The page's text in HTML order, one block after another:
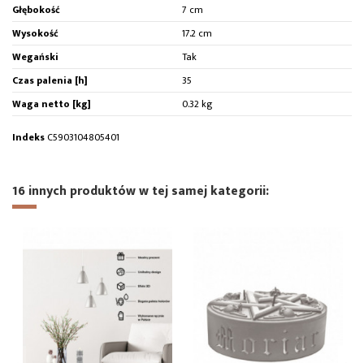
Głębokość
7 cm
Wysokość
17.2 cm
Wegański
Tak
Czas palenia [h]
35
Waga netto [kg]
0.32 kg
IndeksC5903104805401
16 innych produktów w tej samej kategorii: